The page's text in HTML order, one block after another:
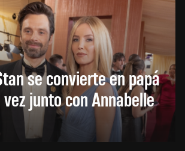
se convierte en papá
junto con Annabelle